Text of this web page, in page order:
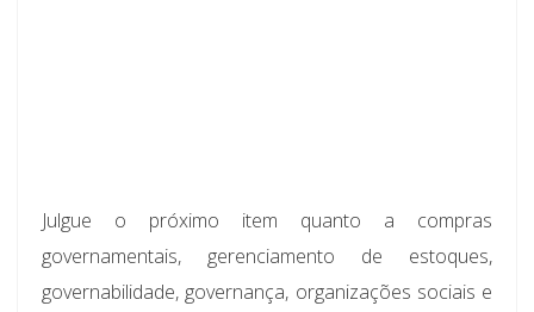
Julgue o próximo item quanto a compras
governamentais, gerenciamento de estoques,
governabilidade, governança, organizações sociais e